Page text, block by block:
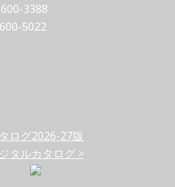
3388
5022
ログ2026-27版
タルカタログ >